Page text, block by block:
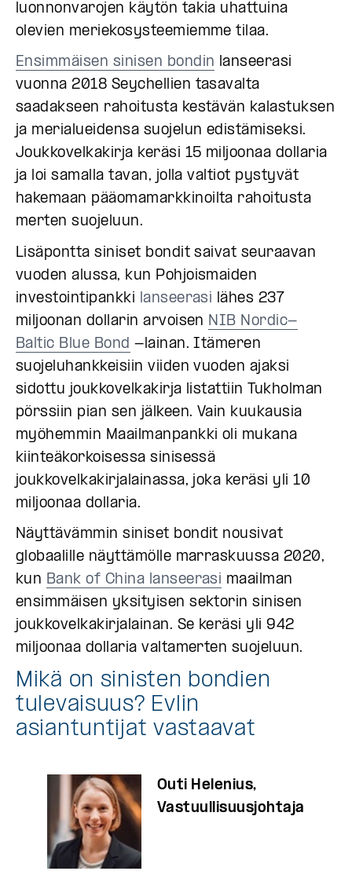
luonnonvarojen käytön takia uhattuina
olevien meriekosysteemiemme tilaa.
Ensimmäisen sinisen bondin lanseerasi
vuonna 2018 Seychellien tasavalta
saadakseen rahoitusta kestävän kalastuksen
ja merialueidensa suojelun edistämiseksi.
Joukkovelkakirja keräsi 15 miljoonaa dollaria
ja loi samalla tavan, jolla valtiot pystyvät
hakemaan pääomamarkkinoilta rahoitusta
merten suojeluun.
Lisäpontta siniset bondit saivat seuraavan
vuoden alussa, kun Pohjoismaiden
investointipankki lanseerasi lähes 237
miljoonan dollarin arvoisen NIB Nordic-
Baltic Blue Bond -lainan. Itämeren
suojeluhankkeisiin viiden vuoden ajaksi
sidottu joukkovelkakirja listattiin Tukholman
pörssiin pian sen jälkeen. Vain kuukausia
myöhemmin Maailmanpankki oli mukana
kiinteäkorkoisessa sinisessä
joukkovelkakirjalainassa, joka keräsi yli 10
miljoonaa dollaria.
Näyttävämmin siniset bondit nousivat
globaalille näyttämölle marraskuussa 2020,
kun Bank of China lanseerasi maailman
ensimmäisen yksityisen sektorin sinisen
joukkovelkakirjalainan. Se keräsi yli 942
miljoonaa dollaria valtamerten suojeluun.
Mikä on sinisten bondien
tulevaisuus? Evlin
asiantuntijat vastaavat
Outi Helenius,
Vastuullisuusjohtaja